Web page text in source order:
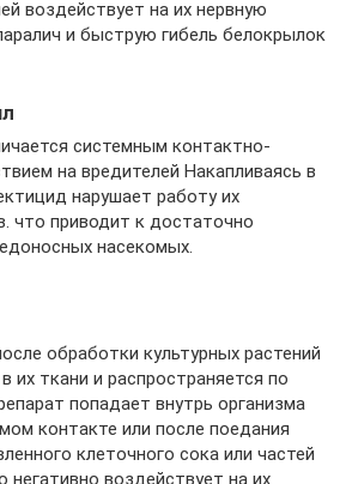
воздействует на их нервную
и быструю гибель белокрылок
системным контактно-
на вредителей Накапливаясь в
нарушает работу их
что приводит к достаточно
насекомых.
обработки культурных растений
их ткани и распространяется по
попадает внутрь организма
контакте или после поедания
клеточного сока или частей
негативно воздействует на их